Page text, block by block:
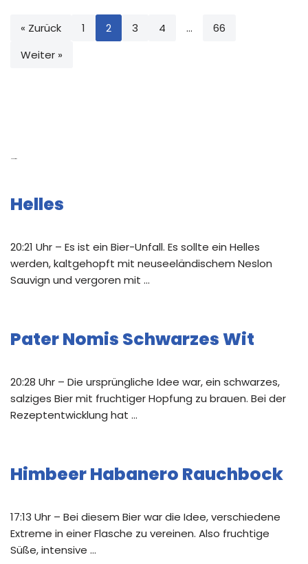
« Zurück 1 2 3 4 …
66
Weiter »
Helles
20:21 Uhr – Es ist ein Bier-Unfall. Es sollte ein Helles
werden, kaltgehopft mit neuseeländischem Neslon
Sauvign und vergoren mit …
Pater Nomis Schwarzes Wit
20:28 Uhr – Die ursprüngliche Idee war, ein schwarzes,
salziges Bier mit fruchtiger Hopfung zu brauen. Bei der
Rezeptentwicklung hat …
Himbeer Habanero Rauchbock
17:13 Uhr – Bei diesem Bier war die Idee, verschiedene
Extreme in einer Flasche zu vereinen. Also fruchtige
Süße, intensive …